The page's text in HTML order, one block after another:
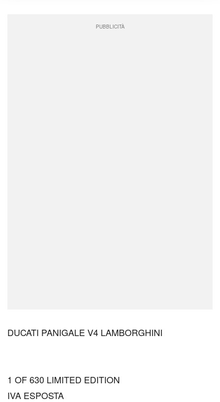
PUBBLICITÀ
DUCATI PANIGALE V4 LAMBORGHINI
1 OF 630 LIMITED EDITION
IVA ESPOSTA